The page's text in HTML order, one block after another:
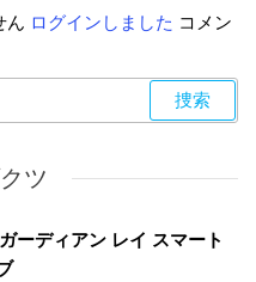
ん ログインしました コメン
ツ
ーディアン レイ スマート